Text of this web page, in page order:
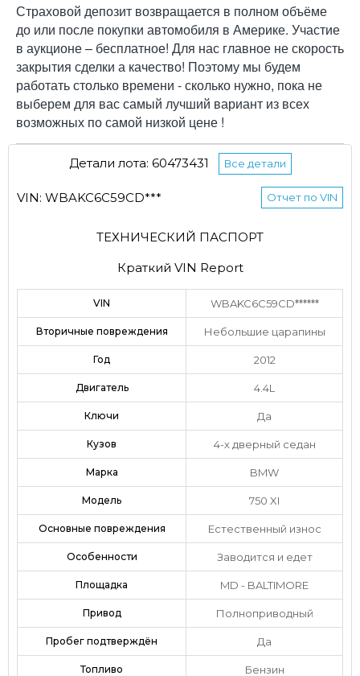
Страховой депозит возвращается в полном объёме
до или после покупки автомобиля в Америке. Участие
в аукционе – бесплатное! Для нас главное не скорость
закрытия сделки а качество! Поэтому мы будем
работать столько времени - сколько нужно, пока не
выберем для вас самый лучший вариант из всех
возможных по самой низкой цене !
Детали лота: 60473431 Все детали
VIN: WBAKC6C59CD*** Отчет по VIN
ТЕХНИЧЕСКИЙ ПАСПОРТ
Краткий VIN Report
VIN WBAKC6C59CD******
Вторичные повреждения Небольшие царапины
Год 2012
Двигатель 4.4L
Ключи Да
Кузов 4-х дверный седан
Марка BMW
Модель 750 XI
Основные повреждения Естественный износ
Особенности Заводится и едет
Площадка MD - BALTIMORE
Привод Полноприводный
Пробег подтверждён Да
Топливо Бензин